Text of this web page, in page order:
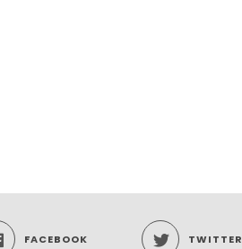
FACEBOOK TWITTER